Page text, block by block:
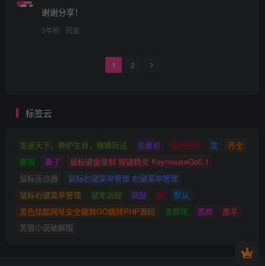
谢谢分享！
3年前 回复
1 2
标签云
龙途天下，神炉生肖，熔铸玩法 龙最初 龙头企业 龙
齐全
鼻祖
鼻子
鼠标键盘录制 按键精灵 KeymouseGo5.1
鼠标连点器
鼠标右键菜单管理 右键菜单管理
鼠标右键菜单管理
鼠年运程 鼓励 鼓
默认
黑色炫酷网址安全跳转GO跳转PHP源码
黑群晖 黑群
黑羊
黑猫小说破解版